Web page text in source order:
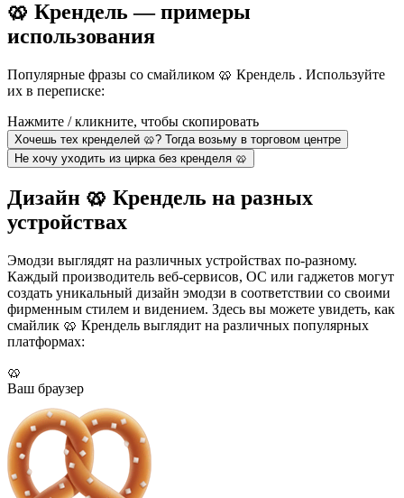
🥨 Крендель — примеры
использования
Популярные фразы со смайликом 🥨 Крендель . Используйте
их в переписке:
Нажмите / кликните, чтобы скопировать
Хочешь тех кренделей 🥨? Тогда возьму в торговом центре
Не хочу уходить из цирка без кренделя 🥨
Дизайн 🥨 Крендель на разных
устройствах
Эмодзи выглядят на различных устройствах по-разному.
Каждый производитель веб-сервисов, ОС или гаджетов могут
создать уникальный дизайн эмодзи в соответствии со своими
фирменным стилем и видением. Здесь вы можете увидеть, как
смайлик 🥨 Крендель выглядит на различных популярных
платформах:
🥨
Ваш браузер